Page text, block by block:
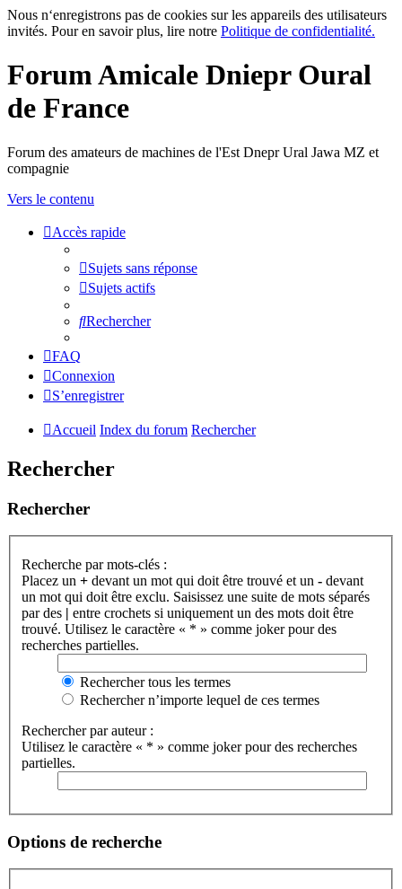
Nous n‘enregistrons pas de cookies sur les appareils des utilisateurs
invités. Pour en savoir plus, lire notre Politique de confidentialité.
Forum Amicale Dniepr Oural
de France
Forum des amateurs de machines de l'Est Dnepr Ural Jawa MZ et
compagnie
Vers le contenu
Accès rapide
Sujets sans réponse
Sujets actifs
Rechercher
FAQ
Connexion
S’enregistrer
Accueil Index du forum Rechercher
Rechercher
Rechercher
Recherche par mots-clés :
Placez un + devant un mot qui doit être trouvé et un - devant
un mot qui doit être exclu. Saisissez une suite de mots séparés
par des | entre crochets si uniquement un des mots doit être
trouvé. Utilisez le caractère « * » comme joker pour des
recherches partielles.
Rechercher tous les termes
Rechercher n’importe lequel de ces termes
Rechercher par auteur :
Utilisez le caractère « * » comme joker pour des recherches
partielles.
Options de recherche